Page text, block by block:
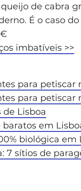
de cabra
É o caso
imbatíveis >>
para petiscar
para petiscar
Lisboa
em
biológica em
7 sítios de